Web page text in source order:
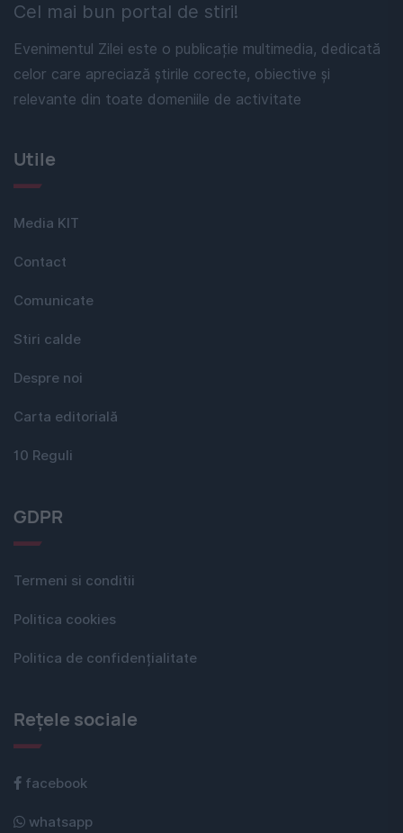
Cel mai bun portal de stiri!
Evenimentul Zilei este o publicație multimedia, dedicată
celor care apreciază știrile corecte, obiective și
relevante din toate domeniile de activitate
Utile
Media KIT
Contact
Comunicate
Stiri calde
Despre noi
Carta editorială
10 Reguli
GDPR
Termeni si conditii
Politica cookies
Politica de confidențialitate
Rețele sociale
facebook
whatsapp